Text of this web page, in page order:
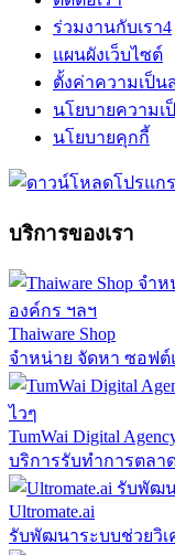
ร่วมงานกับเรา4
แผนผังเว็บไซต์
ตั้งค่าความเป็น
นโยบายความเ
นโยบายคุกกี้
บริการของเรา
Thaiware Shop
จำหน่าย จัดหา ซอฟ
TumWai Digital
บริการรับทำการตลา
Ultromate.ai
รับพัฒนาระบบช่วยวิ